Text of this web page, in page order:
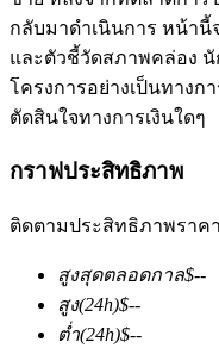
ฟิวเจอร์ส COIN-M
ฟิวเจอร์สสกุลเงินดิจิ
กลับมาดำเนินการ หน้า
และตัวชี้วัดสภาพคล่อง
โครงการอย่างเป็นทางก
ตัดสินใจทางการเงินใดๆ
กราฟประสิทธิภาพ
ติดตามประสิทธิภาพราคา
สูงสุดตลอดกาล$--
สูง(24h)$--
ต่ำ(24h)$--